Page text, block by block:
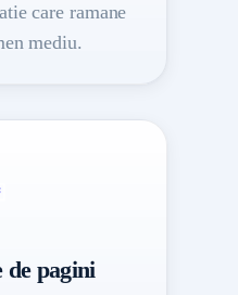
care ramane
mediu.
de pagini